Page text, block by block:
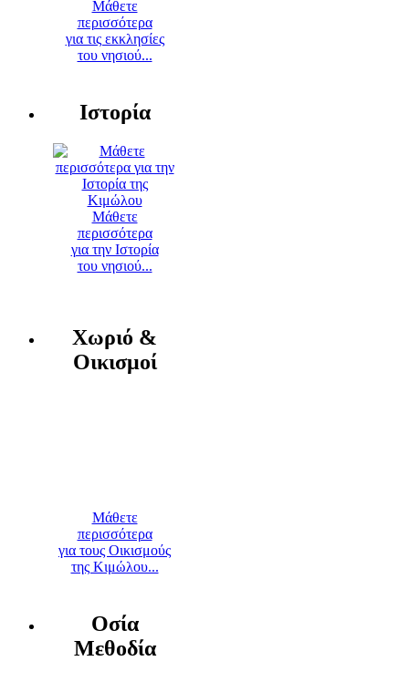
Μάθετε
περισσότερα
για τις εκκλησίες
του νησιού...
Ιστορία
Μάθετε
περισσότερα
για την Ιστορία
του νησιού...
Χωριό &
Οικισμοί
Μάθετε
περισσότερα
για τους Οικισμούς
της Κιμώλου...
Οσία
Μεθοδία